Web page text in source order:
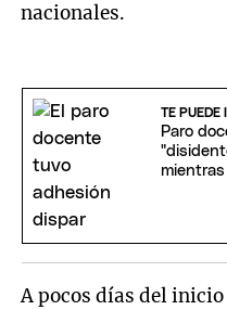
nacionales.
TE PUEDE
Paro
mientras
A pocos días del